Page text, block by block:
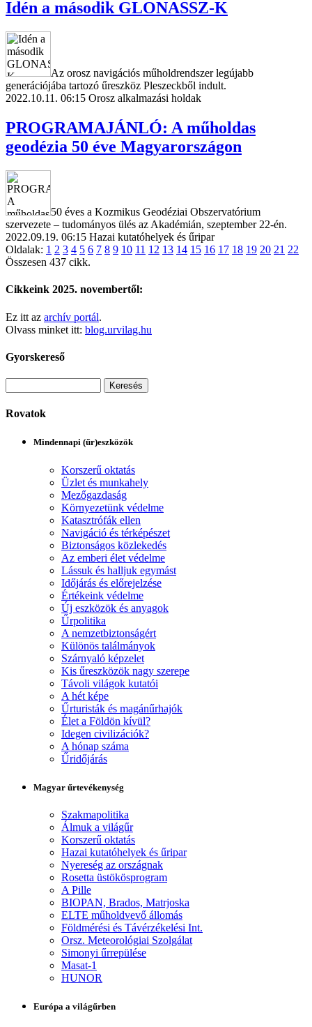
Idén a második GLONASSZ-K
Az orosz navigációs műholdrendszer legújabb
generációjába tartozó űreszköz Pleszeckből indult.
2022.10.11. 06:15 Orosz alkalmazási holdak
PROGRAMAJÁNLÓ: A műholdas
geodézia 50 éve Magyarországon
50 éves a Kozmikus Geodéziai Obszervatórium
szervezete – tudományos ülés az Akadémián, szeptember 22-én.
2022.09.19. 06:15 Hazai kutatóhelyek és űripar
Oldalak: 1 2 3 4 5 6 7 8 9 10 11 12 13 14 15 16 17 18 19 20 21 22
Összesen 437 cikk.
Cikkeink 2025. novembertől:
Ez itt az archív portál.
Olvass minket itt: blog.urvilag.hu
Gyorskereső
Rovatok
Mindennapi (űr)eszközök
Korszerű oktatás
Üzlet és munkahely
Mezőgazdaság
Környezetünk védelme
Katasztrófák ellen
Navigáció és térképészet
Biztonságos közlekedés
Az emberi élet védelme
Lássuk és halljuk egymást
Időjárás és előrejelzése
Értékeink védelme
Új eszközök és anyagok
Űrpolitika
A nemzetbiztonságért
Különös találmányok
Szárnyaló képzelet
Kis űreszközök nagy szerepe
Távoli világok kutatói
A hét képe
Űrturisták és magánűrhajók
Élet a Földön kívül?
Idegen civilizációk?
A hónap száma
Űridőjárás
Magyar űrtevékenység
Szakmapolitika
Álmuk a világűr
Korszerű oktatás
Hazai kutatóhelyek és űripar
Nyereség az országnak
Rosetta üstökösprogram
A Pille
BIOPAN, Brados, Matrjoska
ELTE műholdvevő állomás
Földmérési és Távérzékelési Int.
Orsz. Meteorológiai Szolgálat
Simonyi űrrepülése
Masat-1
HUNOR
Európa a világűrben